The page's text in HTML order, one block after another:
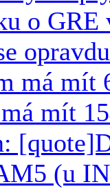
o GRE
má
mít
(u